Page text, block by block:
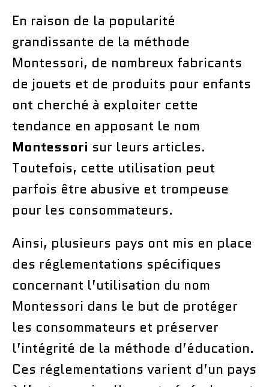
En raison de la popularité
grandissante de la méthode
Montessori, de nombreux fabricants
de jouets et de produits pour enfants
ont cherché à exploiter cette
tendance en apposant le nom
Montessori sur leurs articles.
Toutefois, cette utilisation peut
parfois être abusive et trompeuse
pour les consommateurs.
Ainsi, plusieurs pays ont mis en place
des réglementations spécifiques
concernant l’utilisation du nom
Montessori dans le but de protéger
les consommateurs et préserver
l’intégrité de la méthode d’éducation.
Ces réglementations varient d’un pays